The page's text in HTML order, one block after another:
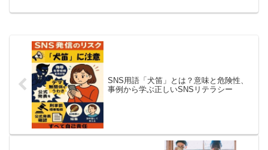
SNS用語「犬笛」とは？意味と危険性、
事例から学ぶ正しいSNSリテラシー